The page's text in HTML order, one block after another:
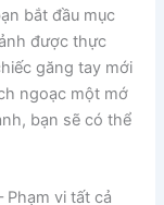
bắt đầu mục
được thực
găng tay mới
ngoạc một mớ
bạn sẽ có thể
Phạm vi tất cả